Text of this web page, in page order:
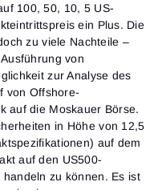
100, 50, 10, 5 US-
ein Plus. Die
zu viele Nachteile –
von
zur Analyse des
von Offshore-
auf die Moskauer Börse.
in Höhe von 12,5
auf dem
auf den US500-
zu können. Es ist
Passwort vergessen?
wir schicken dir
zu erstellen.
ATAS erhalten
,License agreement.